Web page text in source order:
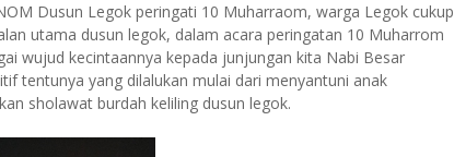
Dusun Legok peringati 10 Muharraom, warga Legok cukup
utama dusun legok, dalam acara peringatan 10 Muharrom
wujud kecintaannya kepada junjungan kita Nabi Besar
tentunya yang dilalukan mulai dari menyantuni anak
sholawat burdah keliling dusun legok.